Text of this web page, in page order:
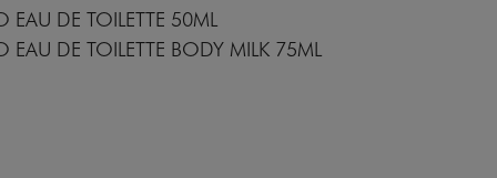
EAU DE TOILETTE 50ML
EAU DE TOILETTE BODY MILK 75ML